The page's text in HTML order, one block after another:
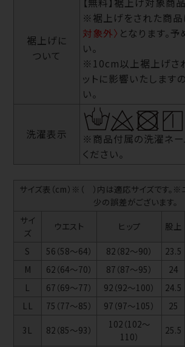
裾上げに
ついて
※裾上げをされた商品
対象外〉 となります。
い。
※10cm以上裾上げさ
ットに影響いたします
い。
洗濯表示
※商品付属の洗濯ネー
ください。
サイズ表（cm）※（ ）内は適応サイズです。※
少の誤差がございます。
サイ
ズ
ウエスト ヒップ 股上
S 56（58～64） 82（82～90） 23.5
M
62（64～70） 87（87～95） 24
L
67（69～77） 92（92～100） 24.5
LL
75（77～85） 97（97～105） 25
3L
82（85～93）
102（102～
110）
25.5